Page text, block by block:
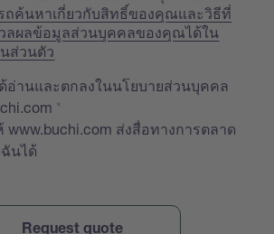
ค้นหาเกี่ยวกับสิทธิ์ของคุณและวิธีที่
วลผลข้อมูลส่วนบุคคลของคุณได้ใน
ส่วนตัว
อ่านและตกลงในนโยบายส่วนบุคคล
ส่งสื่อทางการตลาด
นได้